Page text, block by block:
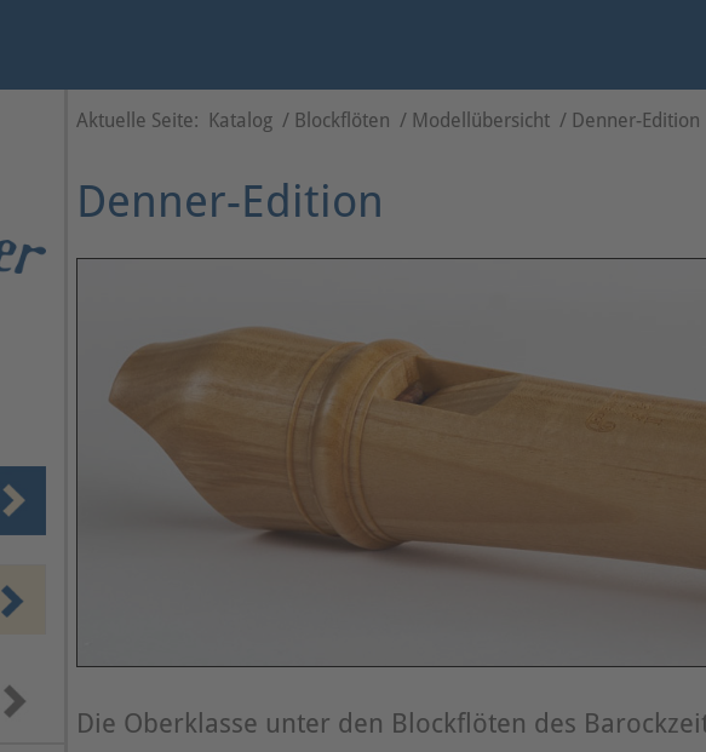
Aktuelle Seite: Katalog / Blockflöten / Modellübersicht / Denner-Edition
Denner-Edition
Die Oberklasse unter den Blockflöten des